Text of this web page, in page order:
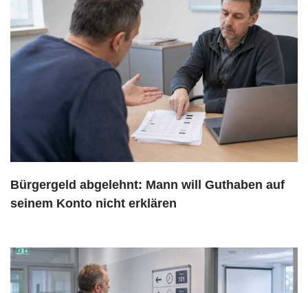
Bürgergeld abgelehnt: Mann will Guthaben auf
seinem Konto nicht erklären